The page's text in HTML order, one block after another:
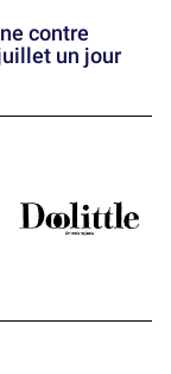
contre
un jour